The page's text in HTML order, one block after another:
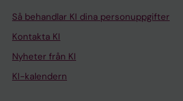
Så behandlar KI dina personuppgifter
Kontakta KI
Nyheter från KI
KI-kalendern